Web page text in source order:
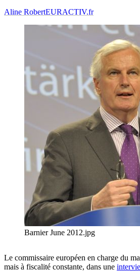
Aline RobertEURACTIV.fr
Barnier June 2012.jpg
Le commissaire européen en charge du
mais à fiscalité constante, dans une